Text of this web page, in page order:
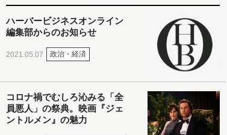
ハーバービジネスオンライン
編集部からのお知らせ
2021.05.07 政治・経済
コロナ禍でむしろ沁みる「全
員悪人」の祭典。映画『ジェ
ントルメン』の魅力